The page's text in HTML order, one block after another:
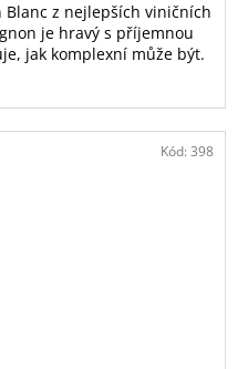
z nejlepších viničních
je hravý s příjemnou
jak komplexní může být.
Kód: 398